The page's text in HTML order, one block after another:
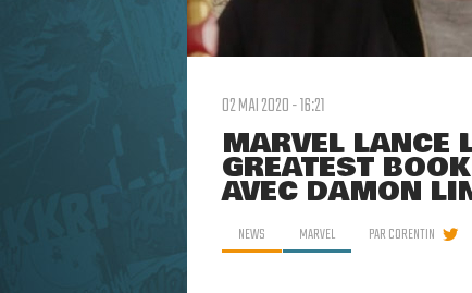
02 MAI 2020 - 16:21
MARVEL LANCE
GREATEST
AVEC DAMON
NEWS MARVEL PARCORENTIN